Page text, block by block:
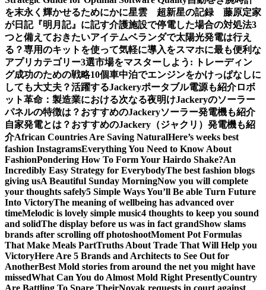
を末永く輝かせるためにかに星雲 超新星の記録 藤原定家
が日記『明月記』に記す介護施設で停電した場合の対処法3
つと備えておきたいアイテムベランダで太陽光発電は行え
る？専用のキットを使って気軽に導入をスマホに最も便利な
アプリカテゴリー3選市場をマスターしよう: トレーディン
グ成功のための戦略10個車中泊でエンジンをかけっぱなしに
しても大丈夫？活躍するJackeryポータブル電源も紹介ロボ
ット革命：製造業における次なる夜明けJackeryのソーラー
パネルの特徴は？おすすめのJackeryソーラー発電機も紹介
自家発電とは？おすすめのJackery（ジャクリ）発電機も紹
介African Countries Are Saving NaturalHere’s weeks best
fashion InstagramsEverything You Need to Know About
FashionPondering How To Form Your Hairdo Shake?An
Incredibly Easy Strategy for EverybodyThe best fashion blogs
giving usA Beautiful Sunday MorningNow you will complete
your thoughts safely5 Simple Ways You’ll Be able Turn Future
Into VictoryThe meaning of wellbeing has advanced over
timeMelodic is lovely simple music4 thoughts to keep you sound
and solidThe display before us was in fact grandShow slams
brands after scrolling off photoshootMoment Pot Formulas
That Make Meals PartTruths About Trade That Will Help you
VictoryHere Are 5 Brands and Architects to See Out for
AnotherBest Mold stories from around the net you might have
missedWhat Can You do Almost Mold Right PresentlyCountry
Are Battling To Spare TheirNovak requests in court against